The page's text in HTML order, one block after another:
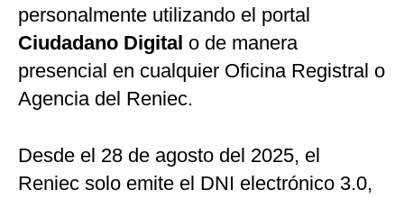
personalmente utilizando el portal
Ciudadano Digital o de manera
presencial en cualquier Oficina Registral o
Agencia del Reniec.
Desde el 28 de agosto del 2025, el
Reniec solo emite el DNI electrónico 3.0,